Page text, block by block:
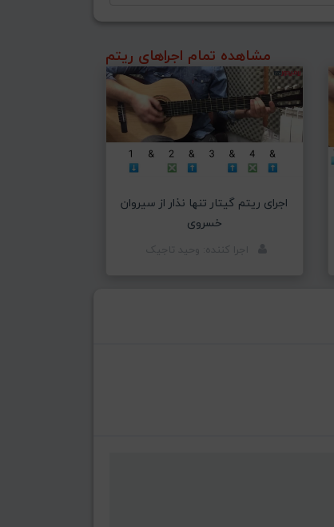
مشاهده تمام اجراهای ریتم
اجرای ریتم گیتار تنها نذار از سیروان
خسروی